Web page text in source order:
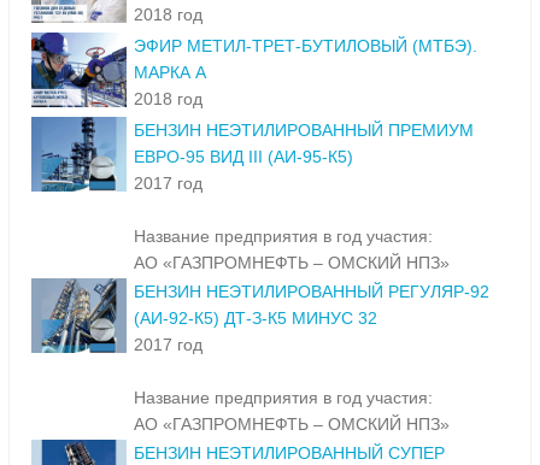
2018 год
ЭФИР МЕТИЛ-ТРЕТ-БУТИЛОВЫЙ (МТБЭ).
МАРКА А
2018 год
БЕНЗИН НЕЭТИЛИРОВАННЫЙ ПРЕМИУМ
ЕВРО-95 ВИД III (АИ-95-К5)
2017 год
Название предприятия в год участия:
АО «ГАЗПРОМНЕФТЬ – ОМСКИЙ НПЗ»
БЕНЗИН НЕЭТИЛИРОВАННЫЙ РЕГУЛЯР-92
(АИ-92-К5) ДТ-З-К5 МИНУС 32
2017 год
Название предприятия в год участия:
АО «ГАЗПРОМНЕФТЬ – ОМСКИЙ НПЗ»
БЕНЗИН НЕЭТИЛИРОВАННЫЙ СУПЕР